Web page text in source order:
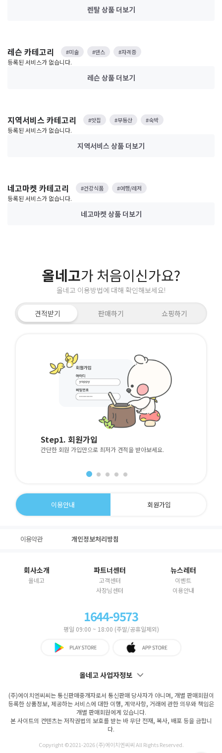
렌탈 상품더보기
레슨 카테고리 #미술 #댄스 #자격증
등록된 서비스가 없습니다.
레슨 상품더보기
지역서비스 카테고리 #맛집 #부동산 #숙박
등록된 서비스가 없습니다.
지역서비스 상품 더보기
네고마켓 카테고리 #건강식품 #여행/레저
등록된 서비스가 없습니다.
네고마켓 상품더보기
올네고가 처음이신가요?
올네고 이용방법에 대해 확인해보세요!
견적받기 판매하기 쇼핑하기
Step1. 회원가입
간단한 회원 가입만으로 최저가 견적을 받아보세요.
이용안내 회원가입
이용약관 개인정보처리방침
회사소개
올네고
파트너센터
고객센터
사장님센터
뉴스레터
이벤트
이용안내
1644-9573
평일 09:00 ~ 18:00 (주말/공휴일제외)
올네고 사업자정보
(주)에이치엔씨씨는 통신판매중개자로서 통신판매 당사자가 아니며, 개별 판매회원이
등록한 상품정보, 제공하는 서비스에 대한 이행, 계약사항, 거래에 관한 의무와 책임은
개별 판매회원에게 있습니다.
본 사이트의 컨텐츠는 저작권법의 보호를 받는 바 무단 전재, 복사, 배포 등을 금합니
다.
Copyright ©2021-2026 (주)에이치엔씨씨 All Rights Reserved.